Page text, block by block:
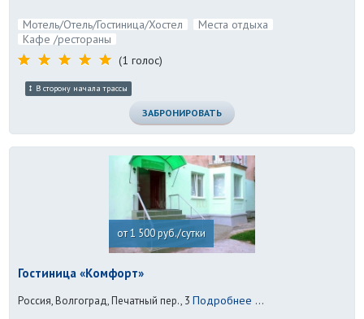
Мотель/Отель/Гостиница/Хостел
Места отдыха
Кафе /рестораны
(1 голос)
В сторону начала трассы
ЗАБРОНИРОВАТЬ
от 1 500 руб./сутки
Гостиница «Комфорт»
Россия, Волгоград, Печатный пер., 3 Подробнее ...